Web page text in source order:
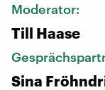
Moderator:
Till Haase
Sina